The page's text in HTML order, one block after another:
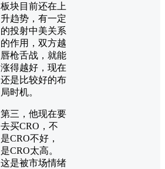
板块目前还在上
升趋势，有一定
的投射中美关系
的作用，双方越
唇枪舌战，就能
涨得越好，现在
还是比较好的布
局时机。
第三，他现在要
去买CRO，不
是CRO不好，
是CRO太高。
这是被市场情绪